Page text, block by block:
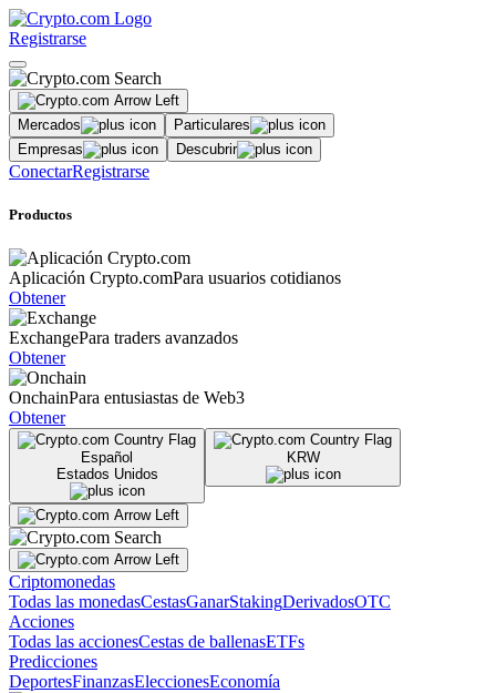
Registrarse
Mercados
Particulares
Empresas
Descubrir
ConectarRegistrarse
Productos
Aplicación Crypto.comPara usuarios cotidianos
Obtener
ExchangePara traders avanzados
Obtener
OnchainPara entusiastas de Web3
Obtener
Español
Estados Unidos
KRW
Criptomonedas
Todas las monedasCestasGanarStakingDerivadosOTC
Acciones
Todas las accionesCestas de ballenasETFs
Predicciones
DeportesFinanzasEleccionesEconomía